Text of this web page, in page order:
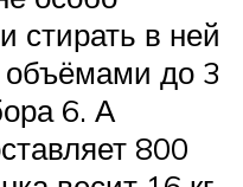
стирать в ней
до 3
6. А
800